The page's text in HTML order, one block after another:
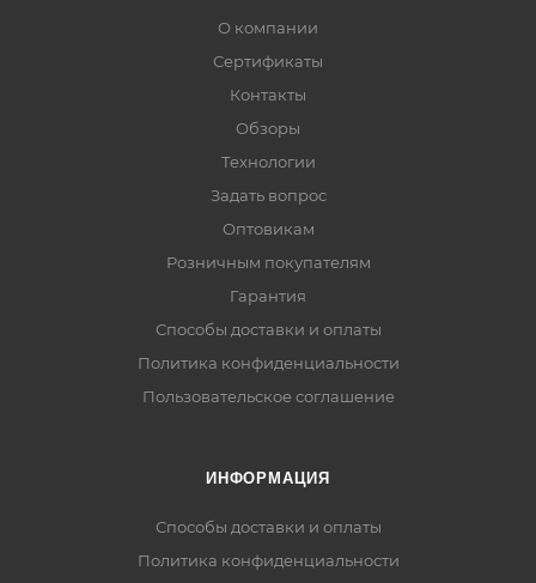
О компании
Сертификаты
Контакты
Обзоры
Технологии
Задать вопрос
Оптовикам
Розничным покупателям
Гарантия
Способы доставки и оплаты
Политика конфиденциальности
Пользовательское соглашение
ИНФОРМАЦИЯ
Способы доставки и оплаты
Политика конфиденциальности